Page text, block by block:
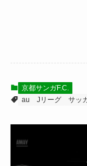
京都サンガF.C.
au
Jリーグ サッ